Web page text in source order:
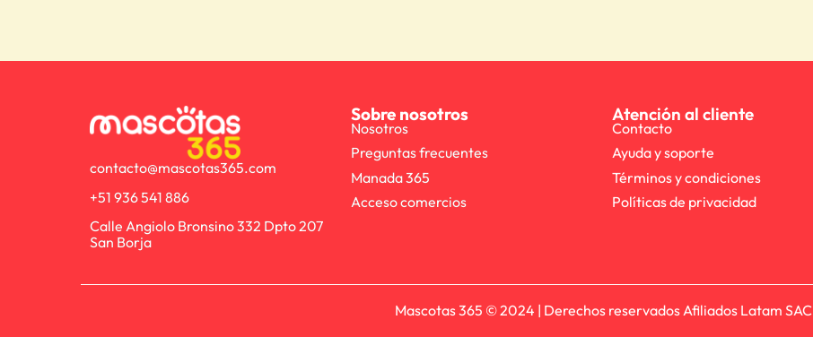
contacto@mascotas365.com
+51 936 541 886
Calle Angiolo Bronsino 332 Dpto 207
San Borja
Sobre nosotros
Nosotros
Preguntas frecuentes
Manada 365
Acceso comercios
Atención al cliente
Contacto
Ayuda y soporte
Términos y condiciones
Políticas de privacidad
Mascotas 365 © 2024 | Derechos reservados Afiliados Latam SAC